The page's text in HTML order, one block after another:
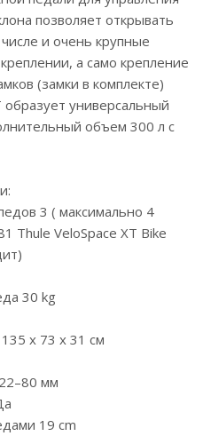
позволяет открывать
и очень крупные
а само крепление
(замки в комплекте)
образует универсальный
объем 300 л с
3 ( максимально 4
Thule VeloSpace XT Bike
30 kg
x 73 x 31 см
мм
19 cm